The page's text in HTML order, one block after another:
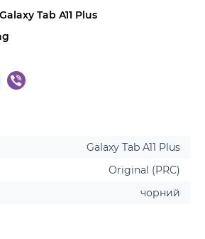
Tab A11 Plus
Galaxy Tab A11 Plus
Original (PRC)
чорний